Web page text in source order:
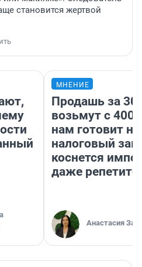
становится жертвой
МНЕНИЕ
Продашь за
возьмут с
нам готовит
налоговый
коснется
даже
Анастасия